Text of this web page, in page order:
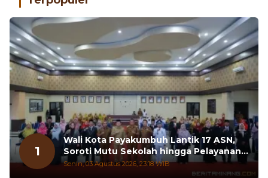
1
Wali Kota Payakumbuh Lantik 17 ASN,
Soroti Mutu Sekolah hingga Pelayanan
RSUD
Senin, 03 Agustus 2026, 23:18 WIB